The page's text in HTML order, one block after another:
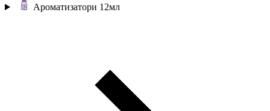
Ароматизатори 12мл